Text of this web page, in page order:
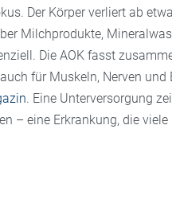
Der Körper verliert ab
Milchprodukte,
Die AOK fasst
für Muskeln, Nerven und
. Eine Unterversorgung
– eine Erkrankung, die viele